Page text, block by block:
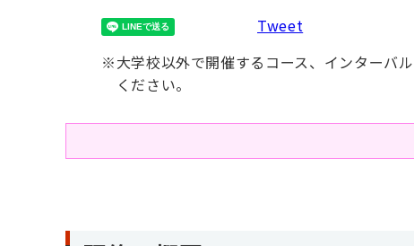
Tweet
※大学校以外で開催するコース、インターバ
ください。